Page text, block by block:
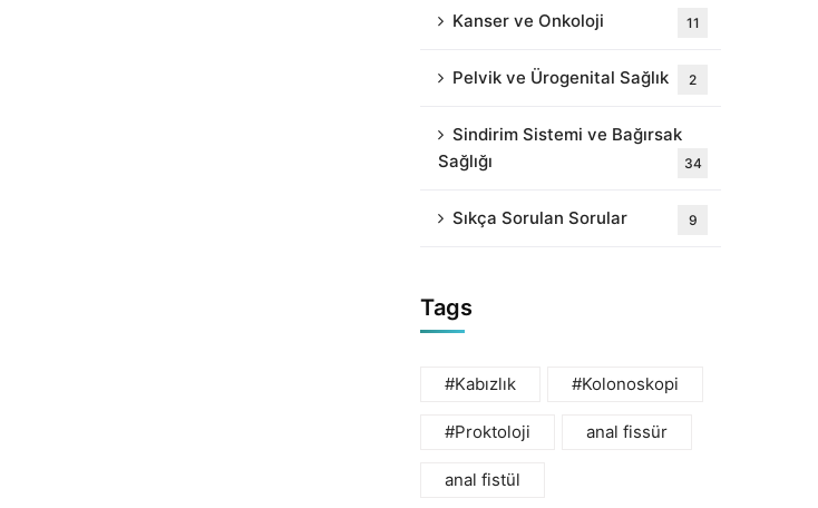
Kanser ve Onkoloji 11
Pelvik ve Ürogenital Sağlık 2
Sindirim Sistemi ve Bağırsak
Sağlığı
34
Sıkça Sorulan Sorular 9
Tags
#Kabızlık #Kolonoskopi
#Proktoloji anal fissür
anal fistül